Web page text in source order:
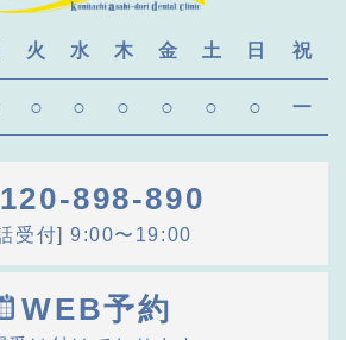
火 水 木 金 土 日 祝
○ ○ ○ ○ ○ ○ ー
898-890
受付] 9:00〜19:00
WEB予約